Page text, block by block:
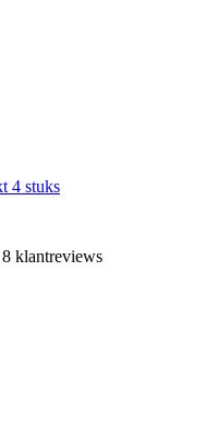
4 stuks
klantreviews